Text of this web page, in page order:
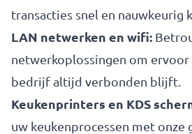
transacties snel en nauwkeurig
LAN netwerken en wifi:
netwerkoplossingen om
bedrijf altijd verbonden blijft.
Keukenprinters en KDS
uw keukenprocessen met onze